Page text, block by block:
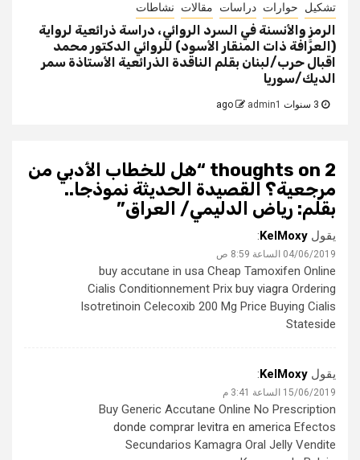
تشكيل حوارات دراسات مقالات نشاطات
الرمز والأنسنة في السرد الروائي، دراسة ذرائعية لرواية
(العرَّافة ذات المنقار الأسود) للروائي الدكتور محمد
اقبال حرب/لبنان بقلم الناقدة الذرائعية الأستاذة سمر
الديك/سوريا
admin1
2 thoughts on “
هل للخطاب الأدبي من
مرجعية؟ القصيدة الحديثة نموذجا..
بقلم: رياض الدليمي/ العراق”
يقول KelMoxy
:
04/06/2019 الساعة 8:59 ص
buy accutane in usa Cheap Tamoxifen Online
Cialis Conditionnement Prix buy viagra Ordering
Isotretinoin Celecoxib 200 Mg Price Buying Cialis
Stateside
يقول KelMoxy
:
15/06/2019 الساعة 3:41 م
Buy Generic Accutane Online No Prescription
donde comprar levitra en america Efectos
Secundarios Kamagra Oral Jelly Vendite